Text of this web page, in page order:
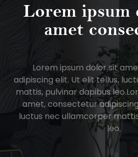
Lorem
amet
Lorem ipsum dolor sit
adipiscing elit. Ut elit tellus,
mattis, pulvinar dapibus
amet, consectetur
luctus nec ullamcorper
leo.